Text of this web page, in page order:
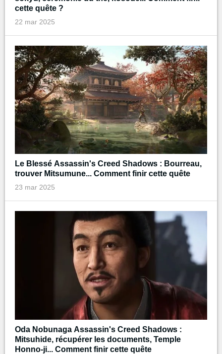
cette quête ?
22 mar 2025
Le Blessé Assassin's Creed Shadows : Bourreau,
trouver Mitsumune... Comment finir cette quête
23 mar 2025
Oda Nobunaga Assassin's Creed Shadows :
Mitsuhide, récupérer les documents, Temple
Honno-ji... Comment finir cette quête